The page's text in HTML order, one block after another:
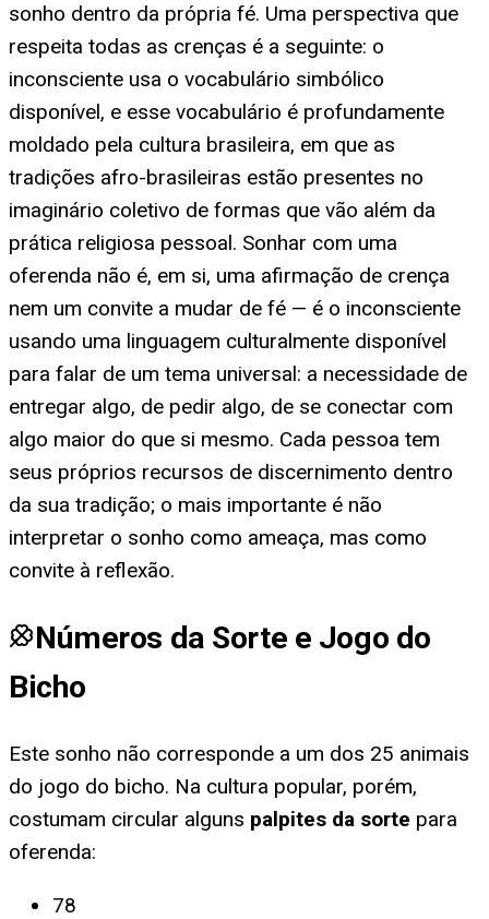
sonho dentro da própria fé. Uma perspectiva que
respeita todas as crenças é a seguinte: o
inconsciente usa o vocabulário simbólico
disponível, e esse vocabulário é profundamente
moldado pela cultura brasileira, em que as
tradições afro-brasileiras estão presentes no
imaginário coletivo de formas que vão além da
prática religiosa pessoal. Sonhar com uma
oferenda não é, em si, uma afirmação de crença
nem um convite a mudar de fé — é o inconsciente
usando uma linguagem culturalmente disponível
para falar de um tema universal: a necessidade de
entregar algo, de pedir algo, de se conectar com
algo maior do que si mesmo. Cada pessoa tem
seus próprios recursos de discernimento dentro
da sua tradição; o mais importante é não
interpretar o sonho como ameaça, mas como
convite à reflexão.
Números da Sorte e Jogo do
Bicho
Este sonho não corresponde a um dos 25 animais
do jogo do bicho. Na cultura popular, porém,
costumam circular alguns palpites da sorte para
oferenda:
78